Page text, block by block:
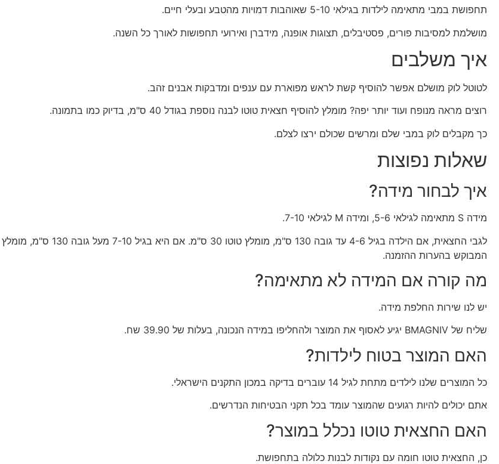
תחפושת במבי מתאימה לילדות בגילאי 5-10 שאוהבות דמויות מהטבע ובעלי חיים.
מושלמת למסיבות פורים, פסטיבלים, תצוגות אופנה, מידברן ואירועי תחפושות לאורך כל השנה.
איך משלבים
לטוטל לוק מושלם אפשר להוסיף קשת לראש מפוארת עם ענפים ומדבקות אבנים זהב.
רוצים מראה מנופח ועוד יותר יפה? מומלץ להוסיף חצאית טוטו לבנה נוספת בגודל 40 ס"מ, בדיוק כמו בתמונה.
כך מקבלים לוק במבי שלם ומרשים שכולם ירצו לצלם.
שאלות נפוצות
איך לבחור מידה?
מידה S מתאימה לגילאי 5-6, ומידה M לגילאי 7-10.
המבוקש בהערות ההזמנה.
מה קורה אם המידה לא מתאימה?
יש לנו שירות החלפת מידה.
שליח של BMAGNIV יגיע לאסוף את המוצר ולהחליפו במידה הנכונה, בעלות של 39.90 שח.
האם המוצר בטוח לילדות?
כל המוצרים שלנו לילדים מתחת לגיל 14 עוברים בדיקה במכון התקנים הישראלי.
אתם יכולים להיות רגועים שהמוצר עומד בכל תקני הבטיחות הנדרשים.
האם החצאית טוטו נכלל במוצר?
כן, החצאית טוטו חומה עם נקודות לבנות כלולה בתחפושת.